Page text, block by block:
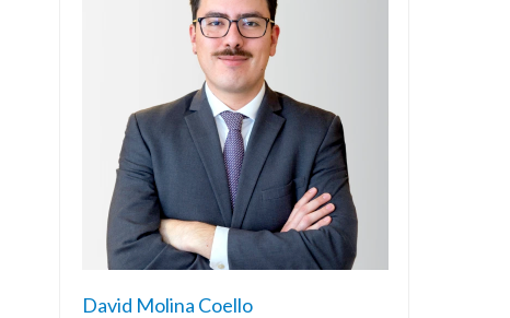
David Molina Coello